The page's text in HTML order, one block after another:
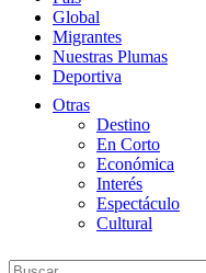
Global
Migrantes
Nuestras Plumas
Deportiva
Otras
Destino
En Corto
Económica
Interés
Espectáculo
Cultural